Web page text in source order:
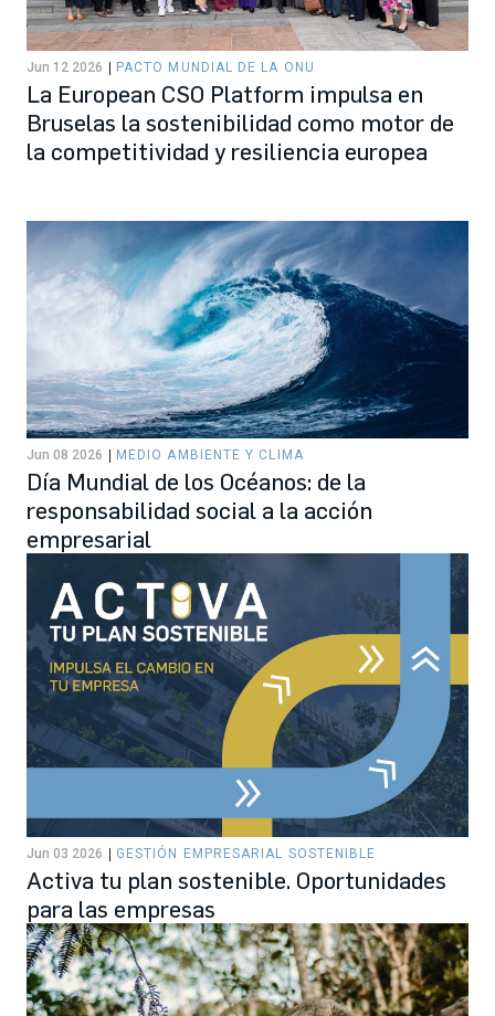
Jun 12 2026 PACTO MUNDIAL DE LA ONU
La European CSO Platform impulsa en
Bruselas la sostenibilidad como motor de
la competitividad y resiliencia europea
Jun 08 2026 MEDIO AMBIENTE Y CLIMA
Día Mundial de los Océanos: de la
responsabilidad social a la acción
empresarial
Jun 03 2026 GESTIÓN EMPRESARIAL SOSTENIBLE
Activa tu plan sostenible. Oportunidades
para las empresas